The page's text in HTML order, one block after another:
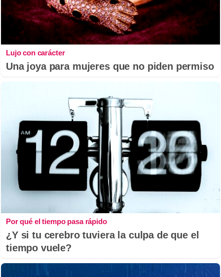
Lujo con carácter
Una joya para mujeres que no piden permiso
Por qué el tiempo pasa rápido
¿Y si tu cerebro tuviera la culpa de que el
tiempo vuele?